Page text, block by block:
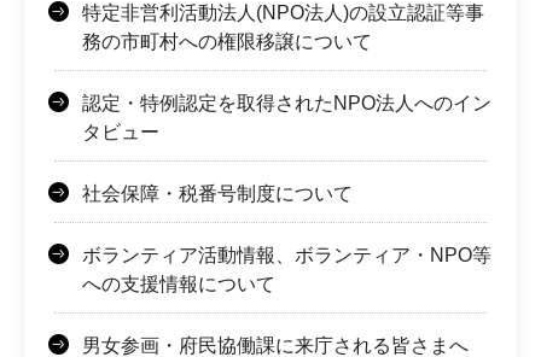
特定非営利活動法人(NPO法人)の設立認証等事
務の市町村への権限移譲について
認定・特例認定を取得されたNPO法人へのイン
タビュー
社会保障・税番号制度について
ボランティア活動情報、ボランティア・NPO等
への支援情報について
男女参画・府民協働課に来庁される皆さまへ